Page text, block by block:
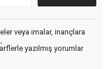
veya imalar, inançlara
yazılmış yorumlar